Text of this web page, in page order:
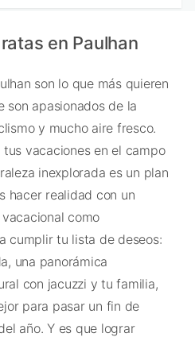
en Paulhan
son lo que más quieren
son apasionados de la
y mucho aire fresco.
vacaciones en el campo
inexplorada es un plan
hacer realidad con un
como
cumplir tu lista de deseos:
una panorámica
con jacuzzi y tu familia,
para pasar un fin de
año. Y es que lograr